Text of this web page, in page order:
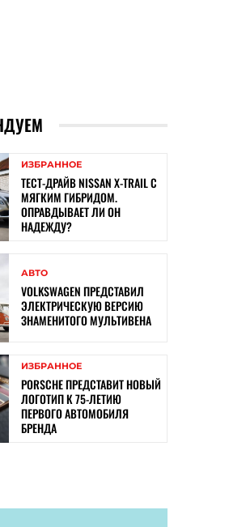
ИЗБРАННОЕ
ТЕСТ-ДРАЙВ NISSAN X-TRAIL С
МЯГКИМ ГИБРИДОМ.
ОПРАВДЫВАЕТ ЛИ ОН
НАДЕЖДУ?
АВТО
VOLKSWAGEN ПРЕДСТАВИЛ
ЭЛЕКТРИЧЕСКУЮ ВЕРСИЮ
ЗНАМЕНИТОГО МУЛЬТИВЕНА
ИЗБРАННОЕ
PORSCHE ПРЕДСТАВИТ НОВЫЙ
ЛОГОТИП К 75-ЛЕТИЮ
ПЕРВОГО АВТОМОБИЛЯ
БРЕНДА